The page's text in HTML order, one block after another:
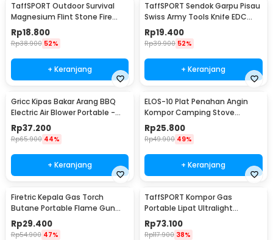
TaffSPORT Outdoor Survival
Magnesium Flint Stone Fire
Starter Whistle - JD1422
Rp18.800
Rp38.900 52%
+ Keranjang
TaffSPORT Sendok Garpu Pisau
Swiss Army Tools Knife EDC
6in1 - A007
Rp19.400
Rp39.900 52%
+ Keranjang
Gricc Kipas Bakar Arang BBQ
Electric Air Blower Portable -
OK392
Rp37.200
Rp65.900 44%
+ Keranjang
ELOS-10 Plat Penahan Angin
Kompor Camping Stove
Windshield Aluminium - E002
Rp25.800
Rp49.900 49%
+ Keranjang
Firetric Kepala Gas Torch
Butane Portable Flame Gun
Adjustable - 807
Rp29.400
Rp54.900 47%
TaffSPORT Kompor Gas
Portable Lipat Ultralight
Camping Stove Outdoor -
WSS-201
Rp73.100
Rp117.900 38%